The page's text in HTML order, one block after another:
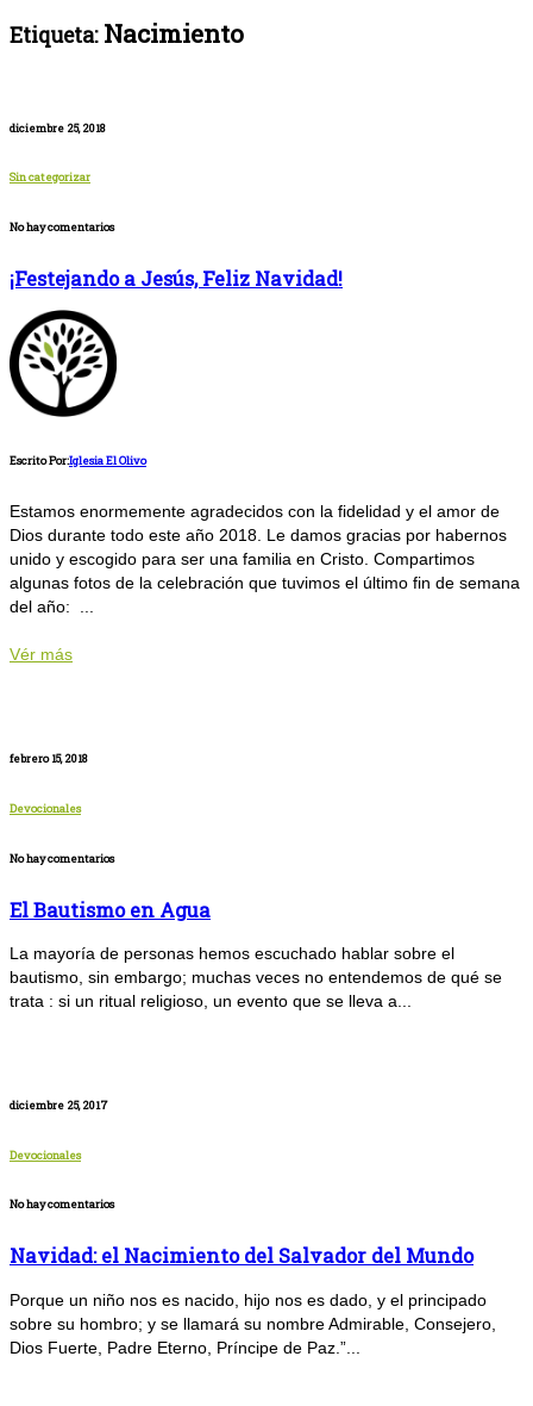
Etiqueta:Nacimiento
diciembre 25, 2018
Sin categorizar
No hay comentarios
¡Festejando a Jesús, Feliz Navidad!
Escrito Por:Iglesia El Olivo
Estamos enormemente agradecidos con la fidelidad y el amor de
Dios durante todo este año 2018. Le damos gracias por habernos
unido y escogido para ser una familia en Cristo. Compartimos
algunas fotos de la celebración que tuvimos el último fin de semana
del año: ...
Vér más
febrero 15, 2018
Devocionales
No hay comentarios
El Bautismo en Agua
La mayoría de personas hemos escuchado hablar sobre el
bautismo, sin embargo; muchas veces no entendemos de qué se
trata : si un ritual religioso, un evento que se lleva a...
diciembre 25, 2017
Devocionales
No hay comentarios
Navidad: el Nacimiento del Salvador del Mundo
Porque un niño nos es nacido, hijo nos es dado, y el principado
sobre su hombro; y se llamará su nombre Admirable, Consejero,
Dios Fuerte, Padre Eterno, Príncipe de Paz.”...